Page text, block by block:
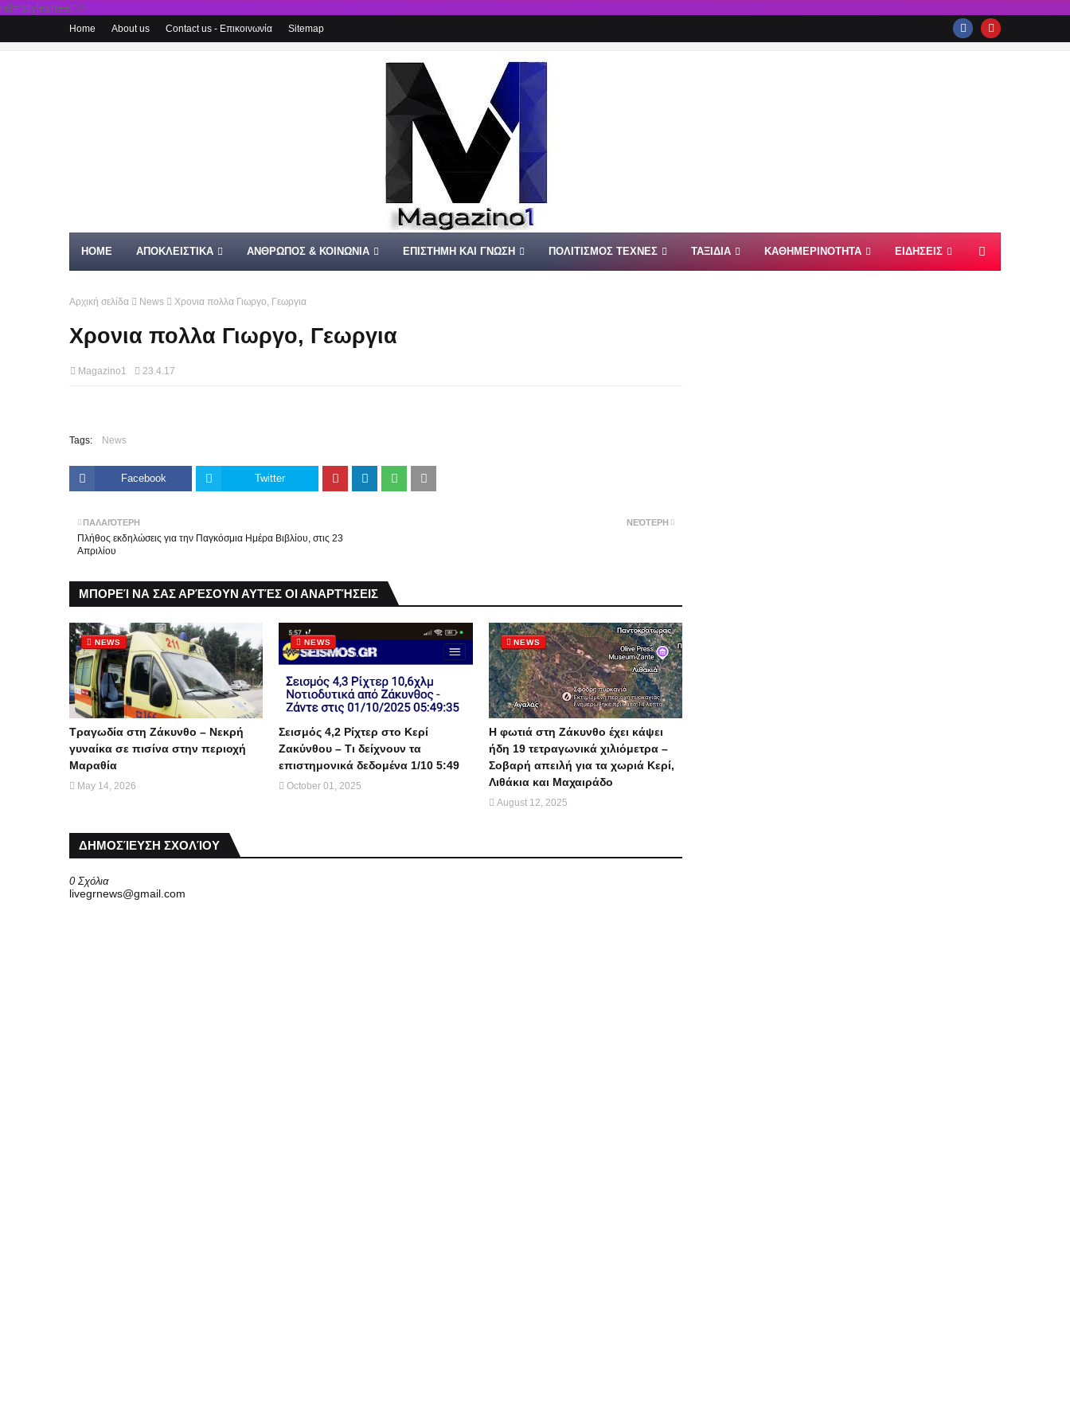
rel='stylesheet'/>
Home About us Contact us - Επικοινωνία Sitemap
HOME ΑΠΟΚΛΕΙΣΤΙΚΑ ΑΝΘΡΩΠΟΣ & ΚΟΙΝΩΝΙΑ ΕΠΙΣΤΗΜΗ ΚΑΙ ΓΝΩΣΗ ΠΟΛΙΤΙΣΜΟΣ ΤΕΧΝΕΣ ΤΑΞΙΔΙΑ ΚΑΘΗΜΕΡΙΝΟΤΗΤΑ ΕΙΔΗΣΕΙΣ
Αρχική σελίδα News Χρονια πολλα Γιωργο, Γεωργια
Χρονια πολλα Γιωργο, Γεωργια
Magazino1 23.4.17
Tags: News
Facebook Twitter
ΝΕΌΤΕΡΗ
ΠΑΛΑΙΌΤΕΡΗ
Πλήθος εκδηλώσεις για την Παγκόσμια Ημέρα Βιβλίου, στις 23
Απριλίου
ΜΠΟΡΕΊ ΝΑ ΣΑΣ ΑΡΈΣΟΥΝ ΑΥΤΈΣ ΟΙ ΑΝΑΡΤΉΣΕΙΣ
NEWS
Τραγωδία στη Ζάκυνθο – Νεκρή
γυναίκα σε πισίνα στην περιοχή
Μαραθία
May 14, 2026
NEWS
Σεισμός 4,2 Ρίχτερ στο Κερί
Ζακύνθου – Τι δείχνουν τα
επιστημονικά δεδομένα 1/10 5:49
October 01, 2025
NEWS
Η φωτιά στη Ζάκυνθο έχει κάψει
ήδη 19 τετραγωνικά χιλιόμετρα –
Σοβαρή απειλή για τα χωριά Κερί,
Λιθάκια και Μαχαιράδο
August 12, 2025
ΔΗΜΟΣΊΕΥΣΗ ΣΧΟΛΊΟΥ
0 Σχόλια
livegrnews@gmail.com